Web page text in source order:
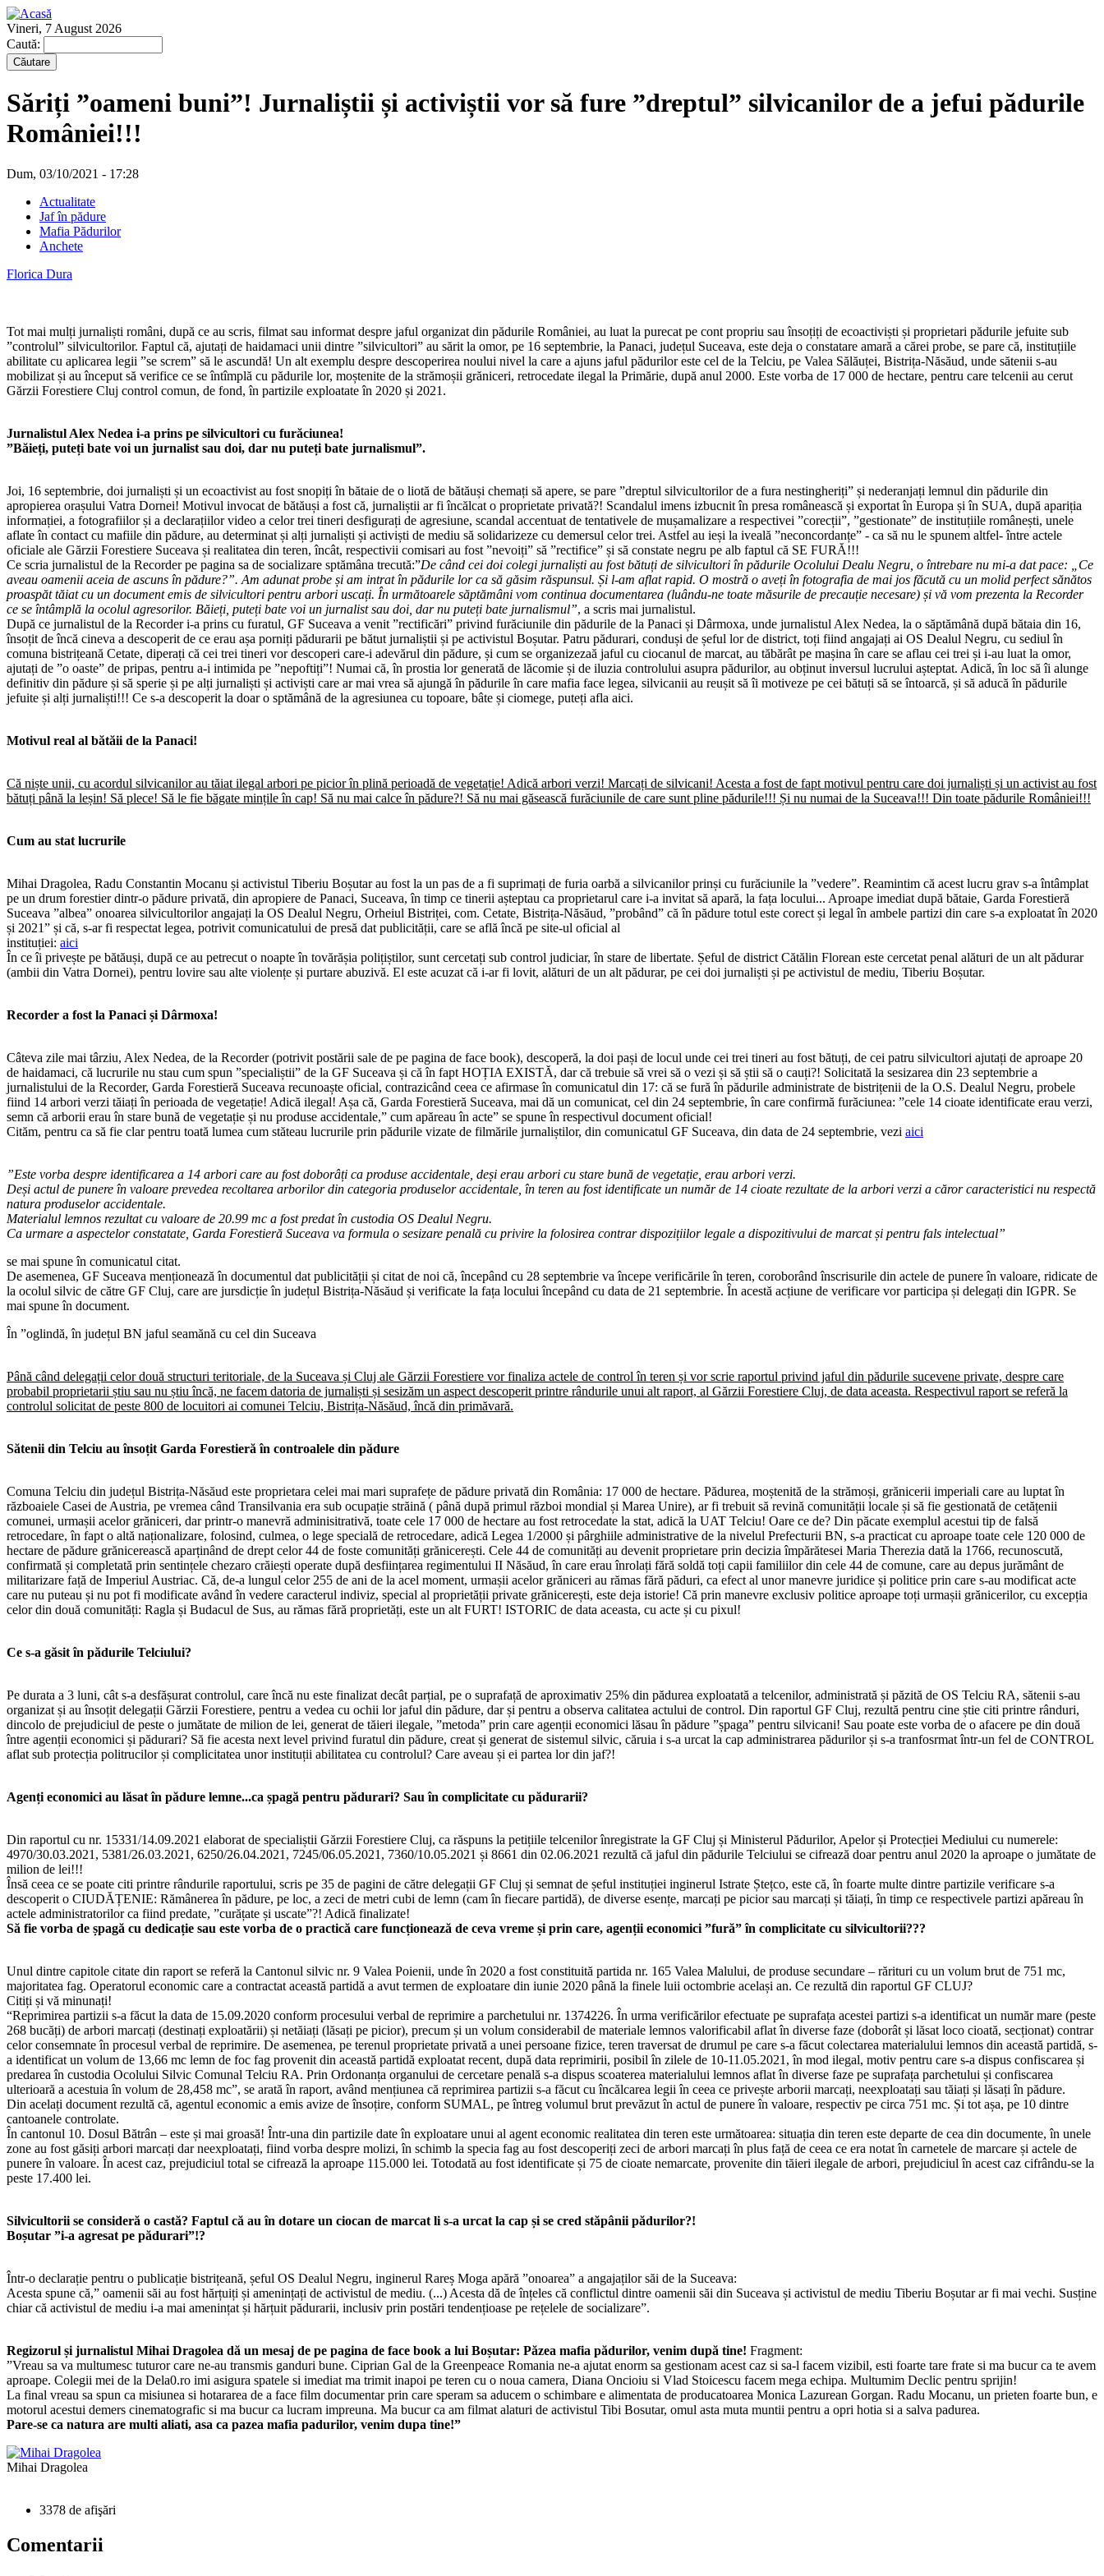
Vineri, 7 August 2026
Caută:
Săriți ”oameni buni”! Jurnaliștii și activiștii vor să fure ”dreptul” silvicanilor de a jefui pădurile
României!!!
Dum, 03/10/2021 - 17:28
Actualitate
Jaf în pădure
Mafia Pădurilor
Anchete
Florica Dura
Tot mai mulți jurnaliști români, după ce au scris, filmat sau informat despre jaful organizat din pădurile României, au luat la purecat pe cont propriu sau însoțiți de ecoactiviști și proprietari pădurile jefuite sub
”controlul” silvicultorilor. Faptul că, ajutați de haidamaci unii dintre ”silvicultori” au sărit la omor, pe 16 septembrie, la Panaci, județul Suceava, este deja o constatare amară a cărei probe, se pare că, instituțiile
abilitate cu aplicarea legii ”se screm” să le ascundă! Un alt exemplu despre descoperirea noului nivel la care a ajuns jaful pădurilor este cel de la Telciu, pe Valea Sălăuței, Bistrița-Năsăud, unde sătenii s-au
mobilizat și au început să verifice ce se întîmplă cu pădurile lor, moștenite de la strămoșii grăniceri, retrocedate ilegal la Primărie, după anul 2000. Este vorba de 17 000 de hectare, pentru care telcenii au cerut
Gărzii Forestiere Cluj control comun, de fond, în partizile exploatate în 2020 și 2021.
Jurnalistul Alex Nedea i-a prins pe silvicultori cu furăciunea!
”Băieți, puteți bate voi un jurnalist sau doi, dar nu puteți bate jurnalismul”.
Joi, 16 septembrie, doi jurnaliști și un ecoactivist au fost snopiți în bătaie de o liotă de bătăuși chemați să apere, se pare ”dreptul silvicultorilor de a fura nestingheriți” și nederanjați lemnul din pădurile din
apropierea orașului Vatra Dornei! Motivul invocat de bătăuși a fost că, jurnaliștii ar fi încălcat o proprietate privată?! Scandalul imens izbucnit în presa românească și exportat în Europa și în SUA, după apariția
informației, a fotografiilor și a declarațiilor video a celor trei tineri desfigurați de agresiune, scandal accentuat de tentativele de mușamalizare a respectivei ”corecții”, ”gestionate” de instituțiile românești, unele
aflate în contact cu mafiile din pădure, au determinat și alți jurnaliști și activiști de mediu să solidarizeze cu demersul celor trei. Astfel au ieși la iveală ”neconcordanțe” - ca să nu le spunem altfel- între actele
oficiale ale Gărzii Forestiere Suceava și realitatea din teren, încât, respectivii comisari au fost ”nevoiți” să ”rectifice” și să constate negru pe alb faptul că SE FURĂ!!!
Ce scria jurnalistul de la Recorder pe pagina sa de socializare sptămâna trecută:”De când cei doi colegi jurnaliști au fost bătuți de silvicultori în pădurile Ocolului Dealu Negru, o întrebare nu mi-a dat pace: „Ce
aveau oamenii aceia de ascuns în pădure?”. Am adunat probe și am intrat în pădurile lor ca să găsim răspunsul. Și l-am aflat rapid. O mostră o aveți în fotografia de mai jos făcută cu un molid perfect sănătos
proaspăt tăiat cu un document emis de silvicultori pentru arbori uscați. În următoarele săptămâni vom continua documentarea (luându-ne toate măsurile de precauție necesare) și vă vom prezenta la Recorder
ce se întâmplă la ocolul agresorilor. Băieți, puteți bate voi un jurnalist sau doi, dar nu puteți bate jurnalismul”, a scris mai jurnalistul.
După ce jurnalistul de la Recorder i-a prins cu furatul, GF Suceava a venit ”rectificări” privind furăciunile din pădurile de la Panaci și Dârmoxa, unde jurnalistul Alex Nedea, la o săptămână după bătaia din 16,
însoțit de încă cineva a descoperit de ce erau așa porniți pădurarii pe bătut jurnaliștii și pe activistul Boșutar. Patru pădurari, conduși de șeful lor de district, toți fiind angajați ai OS Dealul Negru, cu sediul în
comuna bistrițeană Cetate, diperați că cei trei tineri vor descoperi care-i adevărul din pădure, și cum se organizezaă jaful cu ciocanul de marcat, au tăbărât pe mașina în care se aflau cei trei și i-au luat la omor,
ajutați de ”o oaste” de pripas, pentru a-i intimida pe ”nepoftiți”! Numai că, în prostia lor generată de lăcomie și de iluzia controlului asupra pădurilor, au obținut inversul lucrului așteptat. Adică, în loc să îi alunge
definitiv din pădure și să sperie și pe alți jurnaliști și activiști care ar mai vrea să ajungă în pădurile în care mafia face legea, silvicanii au reușit să îi motiveze pe cei bătuți să se întoarcă, și să aducă în pădurile
jefuite și alți jurnaliști!!! Ce s-a descoperit la doar o sptămână de la agresiunea cu topoare, bâte și ciomege, puteți afla aici.
Motivul real al bătăii de la Panaci!
Că niște unii, cu acordul silvicanilor au tăiat ilegal arbori pe picior în plină perioadă de vegetație! Adică arbori verzi! Marcați de silvicani! Acesta a fost de fapt motivul pentru care doi jurnaliști și un activist au fost
bătuți până la leșin! Să plece! Să le fie băgate mințile în cap! Să nu mai calce în pădure?! Să nu mai găsească furăciunile de care sunt pline pădurile!!! Și nu numai de la Suceava!!! Din toate pădurile României!!!
Cum au stat lucrurile
Mihai Dragolea, Radu Constantin Mocanu și activistul Tiberiu Boșutar au fost la un pas de a fi suprimați de furia oarbă a silvicanilor prinși cu furăciunile la ”vedere”. Reamintim că acest lucru grav s-a întâmplat
pe un drum forestier dintr-o pădure privată, din apropiere de Panaci, Suceava, în timp ce tinerii așteptau ca proprietarul care i-a invitat să apară, la fața locului... Aproape imediat după bătaie, Garda Forestieră
Suceava ”albea” onoarea silvicultorilor angajați la OS Dealul Negru, Orheiul Bistriței, com. Cetate, Bistrița-Năsăud, ”probând” că în pădure totul este corect și legal în ambele partizi din care s-a exploatat în 2020
și 2021” și că, s-ar fi respectat legea, potrivit comunicatului de presă dat publicității, care se află încă pe site-ul oficial al
instituției: aici
În ce îi privește pe bătăuși, după ce au petrecut o noapte în tovărășia polițiștilor, sunt cercetați sub control judiciar, în stare de libertate. Șeful de district Cătălin Florean este cercetat penal alături de un alt pădurar
(ambii din Vatra Dornei), pentru lovire sau alte violențe și purtare abuzivă. El este acuzat că i-ar fi lovit, alături de un alt pădurar, pe cei doi jurnaliști și pe activistul de mediu, Tiberiu Boșutar.
Recorder a fost la Panaci și Dârmoxa!
Câteva zile mai târziu, Alex Nedea, de la Recorder (potrivit postării sale de pe pagina de face book), descoperă, la doi pași de locul unde cei trei tineri au fost bătuți, de cei patru silvicultori ajutați de aproape 20
de haidamaci, că lucrurile nu stau cum spun ”specialiștii” de la GF Suceava și că în fapt HOȚIA EXISTĂ, dar că trebuie să vrei să o vezi și să știi să o cauți?! Solicitată la sesizarea din 23 septembrie a
jurnalistului de la Recorder, Garda Forestieră Suceava recunoaște oficial, contrazicând ceea ce afirmase în comunicatul din 17: că se fură în pădurile administrate de bistrițenii de la O.S. Dealul Negru, probele
fiind 14 arbori verzi tăiați în perioada de vegetație! Adică ilegal! Așa că, Garda Forestieră Suceava, mai dă un comunicat, cel din 24 septembrie, în care confirmă furăciunea: ”cele 14 cioate identificate erau verzi,
semn că arborii erau în stare bună de vegetație și nu produse accidentale,” cum apăreau în acte” se spune în respectivul document oficial!
Cităm, pentru ca să fie clar pentru toată lumea cum stăteau lucrurile prin pădurile vizate de filmările jurnaliștilor, din comunicatul GF Suceava, din data de 24 septembrie, vezi aici
”Este vorba despre identificarea a 14 arbori care au fost doborâți ca produse accidentale, deși erau arbori cu stare bună de vegetație, erau arbori verzi.
Deși actul de punere în valoare prevedea recoltarea arborilor din categoria produselor accidentale, în teren au fost identificate un număr de 14 cioate rezultate de la arbori verzi a căror caracteristici nu respectă
natura produselor accidentale.
Materialul lemnos rezultat cu valoare de 20.99 mc a fost predat în custodia OS Dealul Negru.
Ca urmare a aspectelor constatate, Garda Forestieră Suceava va formula o sesizare penală cu privire la folosirea contrar dispozițiilor legale a dispozitivului de marcat și pentru fals intelectual”
se mai spune în comunicatul citat.
De asemenea, GF Suceava menționează în documentul dat publicității și citat de noi că, începând cu 28 septembrie va începe verificările în teren, coroborând înscrisurile din actele de punere în valoare, ridicate de
la ocolul silvic de către GF Cluj, care are jursdicție în județul Bistrița-Năsăud și verificate la fața locului începând cu data de 21 septembrie. În acestă acțiune de verificare vor participa și delegați din IGPR. Se
mai spune în document.
În ”oglindă, în județul BN jaful seamănă cu cel din Suceava
Până când delegații celor două structuri teritoriale, de la Suceava și Cluj ale Gărzii Forestiere vor finaliza actele de control în teren și vor scrie raportul privind jaful din pădurile sucevene private, despre care
probabil proprietarii știu sau nu știu încă, ne facem datoria de jurnaliști și sesizăm un aspect descoperit printre rândurile unui alt raport, al Gărzii Forestiere Cluj, de data aceasta. Respectivul raport se referă la
controlul solicitat de peste 800 de locuitori ai comunei Telciu, Bistrița-Năsăud, încă din primăvară.
Sătenii din Telciu au însoțit Garda Forestieră în controalele din pădure
Comuna Telciu din județul Bistrița-Năsăud este proprietara celei mai mari suprafețe de pădure privată din România: 17 000 de hectare. Pădurea, moștenită de la strămoși, grănicerii imperiali care au luptat în
războaiele Casei de Austria, pe vremea când Transilvania era sub ocupație străină ( până după primul război mondial și Marea Unire), ar fi trebuit să revină comunității locale și să fie gestionată de cetățenii
comunei, urmașii acelor grăniceri, dar printr-o manevră adminisitrativă, toate cele 17 000 de hectare au fost retrocedate la stat, adică la UAT Telciu! Oare ce de? Din păcate exemplul acestui tip de falsă
retrocedare, în fapt o altă naționalizare, folosind, culmea, o lege specială de retrocedare, adică Legea 1/2000 și pârghiile administrative de la nivelul Prefecturii BN, s-a practicat cu aproape toate cele 120 000 de
hectare de pădure grănicerească aparținând de drept celor 44 de foste comunități grănicerești. Cele 44 de comunități au devenit proprietare prin decizia împărătesei Maria Therezia dată la 1766, recunoscută,
confirmată și completată prin sentințele chezaro crăiești operate după desființarea regimentului II Năsăud, în care erau înrolați fără soldă toți capii familiilor din cele 44 de comune, care au depus jurământ de
militarizare față de Imperiul Austriac. Că, de-a lungul celor 255 de ani de la acel moment, urmașii acelor grăniceri au rămas fără păduri, ca efect al unor manevre juridice și politice prin care s-au modificat acte
care nu puteau și nu pot fi modificate având în vedere caracterul indiviz, special al proprietății private grănicerești, este deja istorie! Că prin manevre exclusiv politice aproape toți urmașii grănicerilor, cu excepția
celor din două comunități: Ragla și Budacul de Sus, au rămas fără proprietăți, este un alt FURT! ISTORIC de data aceasta, cu acte și cu pixul!
Ce s-a găsit în pădurile Telciului?
Pe durata a 3 luni, cât s-a desfășurat controlul, care încă nu este finalizat decât parțial, pe o suprafață de aproximativ 25% din pădurea exploatată a telcenilor, administrată și păzită de OS Telciu RA, sătenii s-au
organizat și au însoțit delegații Gărzii Forestiere, pentru a vedea cu ochii lor jaful din pădure, dar și pentru a observa calitatea actului de control. Din raportul GF Cluj, rezultă pentru cine știe citi printre rânduri,
dincolo de prejudiciul de peste o jumătate de milion de lei, generat de tăieri ilegale, ”metoda” prin care agenții economici lăsau în pădure ”șpaga” pentru silvicani! Sau poate este vorba de o afacere pe din două
între agenții economici și pădurari? Să fie acesta next level privind furatul din pădure, creat și generat de sistemul silvic, căruia i s-a urcat la cap administrarea pădurilor și s-a tranfosrmat într-un fel de CONTROL
aflat sub protecția politrucilor și complicitatea unor instituții abilitatea cu controlul? Care aveau și ei partea lor din jaf?!
Agenți economici au lăsat în pădure lemne...ca șpagă pentru pădurari? Sau în complicitate cu pădurarii?
Din raportul cu nr. 15331/14.09.2021 elaborat de specialiștii Gărzii Forestiere Cluj, ca răspuns la petițiile telcenilor înregistrate la GF Cluj și Ministerul Pădurilor, Apelor și Protecției Mediului cu numerele:
4970/30.03.2021, 5381/26.03.2021, 6250/26.04.2021, 7245/06.05.2021, 7360/10.05.2021 și 8661 din 02.06.2021 rezultă că jaful din pădurile Telciului se cifrează doar pentru anul 2020 la aproape o jumătate de
milion de lei!!!
Însă ceea ce se poate citi printre rândurile raportului, scris pe 35 de pagini de către delegații GF Cluj și semnat de șeful instituției inginerul Istrate Ștețco, este că, în foarte multe dintre partizile verificare s-a
descoperit o CIUDĂȚENIE: Rămânerea în pădure, pe loc, a zeci de metri cubi de lemn (cam în fiecare partidă), de diverse esențe, marcați pe picior sau marcați și tăiați, în timp ce respectivele partizi apăreau în
actele administratorilor ca fiind predate, ”curățate și uscate”?! Adică finalizate!
Să fie vorba de șpagă cu dedicație sau este vorba de o practică care funcționează de ceva vreme și prin care, agenții economici ”fură” în complicitate cu silvicultorii???
Unul dintre capitole citate din raport se referă la Cantonul silvic nr. 9 Valea Poienii, unde în 2020 a fost constituită partida nr. 165 Valea Malului, de produse secundare – rărituri cu un volum brut de 751 mc,
majoritatea fag. Operatorul economic care a contractat această partidă a avut termen de exploatare din iunie 2020 până la finele luii octombrie același an. Ce rezultă din raportul GF CLUJ?
Citiți și vă minunați!
“Reprimirea partizii s-a făcut la data de 15.09.2020 conform procesului verbal de reprimire a parchetului nr. 1374226. În urma verificărilor efectuate pe suprafața acestei partizi s-a identificat un număr mare (peste
268 bucăți) de arbori marcați (destinați exploatării) și netăiați (lăsați pe picior), precum și un volum considerabil de materiale lemnos valorificabil aflat în diverse faze (doborât și lăsat loco cioată, secționat) contrar
celor consemnate în procesul verbal de reprimire. De asemenea, pe terenul proprietate privată a unei persoane fizice, teren traversat de drumul pe care s-a făcut colectarea materialului lemnos din această partidă, s-
a identificat un volum de 13,66 mc lemn de foc fag provenit din această partidă exploatat recent, după data reprimirii, posibil în zilele de 10-11.05.2021, în mod ilegal, motiv pentru care s-a dispus confiscarea și
predarea în custodia Ocolului Silvic Comunal Telciu RA. Prin Ordonanța organului de cercetare penală s-a dispus scoaterea materialului lemnos aflat în diverse faze pe suprafața parchetului și confiscarea
ulterioară a acestuia în volum de 28,458 mc”, se arată în raport, având mențiunea că reprimirea partizii s-a făcut cu încălcarea legii în ceea ce privește arborii marcați, neexploatați sau tăiați și lăsați în pădure.
Din acelați document rezultă că, agentul economic a emis avize de însoțire, conform SUMAL, pe întreg volumul brut prevăzut în actul de punere în valoare, respectiv pe circa 751 mc. Și tot așa, pe 10 dintre
cantoanele controlate.
În cantonul 10. Dosul Bătrân – este și mai groasă! Într-una din partizile date în exploatare unui al agent economic realitatea din teren este următoarea: situația din teren este departe de cea din documente, în unele
zone au fost găsiți arbori marcați dar neexploatați, fiind vorba despre molizi, în schimb la specia fag au fost descoperiți zeci de arbori marcați în plus față de ceea ce era notat în carnetele de marcare și actele de
punere în valoare. În acest caz, prejudiciul total se cifrează la aproape 115.000 lei. Totodată au fost identificate și 75 de cioate nemarcate, provenite din tăieri ilegale de arbori, prejudiciul în acest caz cifrându-se la
peste 17.400 lei.
Silvicultorii se consideră o castă? Faptul că au în dotare un ciocan de marcat li s-a urcat la cap și se cred stăpânii pădurilor?!
Boșutar ”i-a agresat pe pădurari”!?
Într-o declarație pentru o publicație bistrițeană, șeful OS Dealul Negru, inginerul Rareș Moga apără ”onoarea” a angajaților săi de la Suceava:
Acesta spune că,” oamenii săi au fost hărțuiți și amenințați de activistul de mediu. (...) Acesta dă de înțeles că conflictul dintre oamenii săi din Suceava și activistul de mediu Tiberiu Boșutar ar fi mai vechi. Susține
chiar că activistul de mediu i-a mai amenințat și hărțuit pădurarii, inclusiv prin postări tendențioase pe rețelele de socializare”.
Regizorul și jurnalistul Mihai Dragolea dă un mesaj de pe pagina de face book a lui Boșutar: Păzea mafia pădurilor, venim după tine! Fragment:
”Vreau sa va multumesc tuturor care ne-au transmis ganduri bune. Ciprian Gal de la Greenpeace Romania ne-a ajutat enorm sa gestionam acest caz si sa-l facem vizibil, esti foarte tare frate si ma bucur ca te avem
aproape. Colegii mei de la Dela0.ro imi asigura spatele si imediat ma trimit inapoi pe teren cu o noua camera, Diana Oncioiu si Vlad Stoicescu facem mega echipa. Multumim Declic pentru sprijin!
La final vreau sa spun ca misiunea si hotararea de a face film documentar prin care speram sa aducem o schimbare e alimentata de producatoarea Monica Lazurean Gorgan. Radu Mocanu, un prieten foarte bun, e
motorul acestui demers cinematografic si ma bucur ca lucram impreuna. Ma bucur ca am filmat alaturi de activistul Tibi Bosutar, omul asta muta muntii pentru a opri hotia si a salva padurea.
Pare-se ca natura are multi aliati, asa ca pazea mafia padurilor, venim dupa tine!”
Mihai Dragolea
3378 de afişări
Comentarii